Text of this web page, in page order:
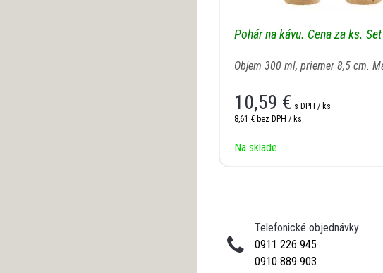
Pohár na kávu. Cena za ks.
Objem 300 ml, priemer 8,5 cm.
10,59 € s DPH / ks
8,61 € bez DPH / ks
Na sklade
Telefonické objednávky
0911 226 945
0910 889 903